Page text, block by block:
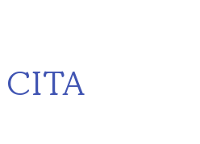
CITA